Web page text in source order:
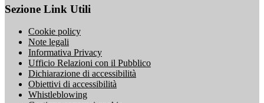
Sezione Link Utili
Cookie policy
Note legali
Informativa Privacy
Ufficio Relazioni con il Pubblico
Dichiarazione di accessibilità
Obiettivi di accessibilità
Whistleblowing